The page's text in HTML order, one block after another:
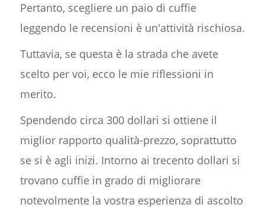
Pertanto, scegliere un paio di cuffie
leggendo le recensioni è un'attività rischiosa.
Tuttavia, se questa è la strada che avete
scelto per voi, ecco le mie riflessioni in
merito.
Spendendo circa 300 dollari si ottiene il
miglior rapporto qualità-prezzo, soprattutto
se si è agli inizi. Intorno ai trecento dollari si
trovano cuffie in grado di migliorare
notevolmente la vostra esperienza di ascolto